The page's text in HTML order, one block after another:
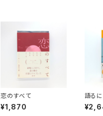
恋のすべて
¥1,870
語る
人生